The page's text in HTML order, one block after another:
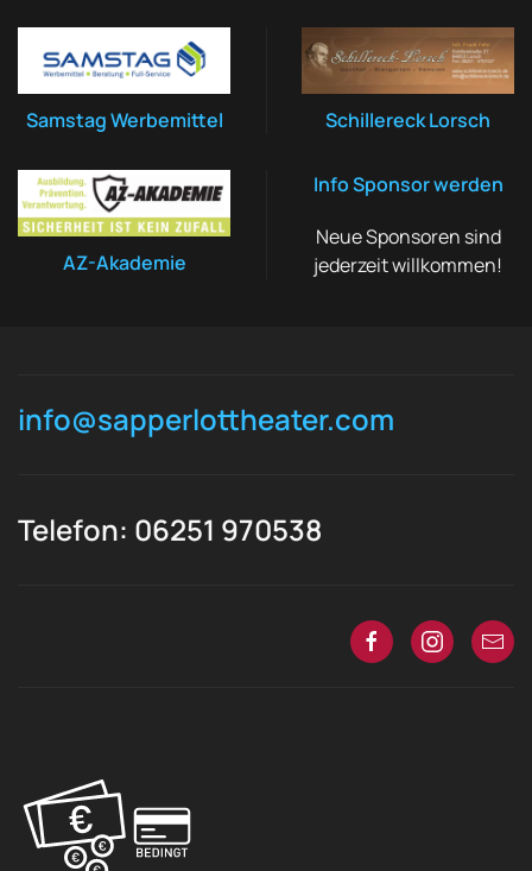
Samstag Werbemittel Schillereck Lorsch
AZ-Akademie
Info Sponsor werden
Neue Sponsoren sind
jederzeit willkommen!
info@sapperlottheater.com
Telefon: 06251 970538